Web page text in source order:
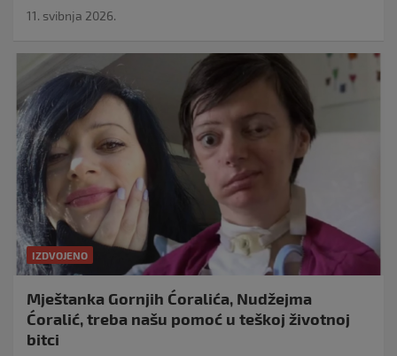
11. svibnja 2026.
IZDVOJENO
Mještanka Gornjih Ćoralića, Nudžejma
Ćoralić, treba našu pomoć u teškoj životnoj
bitci